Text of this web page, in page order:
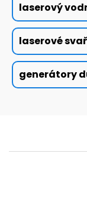
laserový
laserové
generátory